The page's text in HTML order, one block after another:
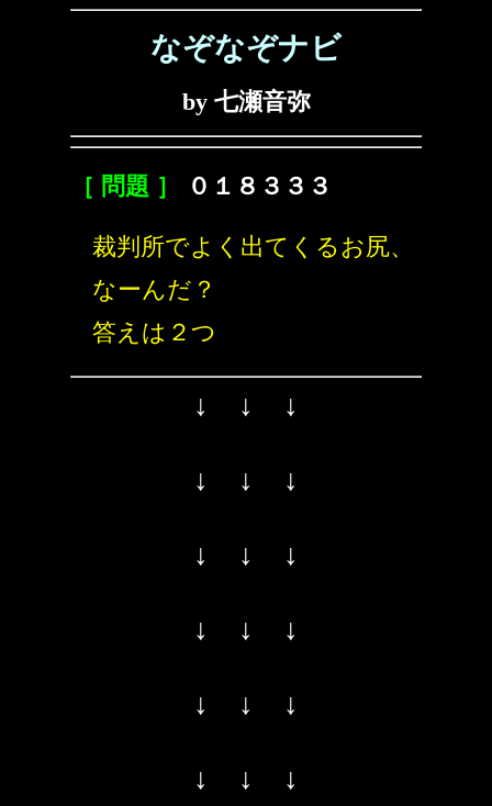
なぞなぞナビ
by 七瀬音弥
［ 問題 ］ ０１８３３３
裁判所でよく出てくるお尻、
なーんだ？
答えは２つ
↓ ↓ ↓
↓ ↓ ↓
↓ ↓ ↓
↓ ↓ ↓
↓ ↓ ↓
↓ ↓ ↓